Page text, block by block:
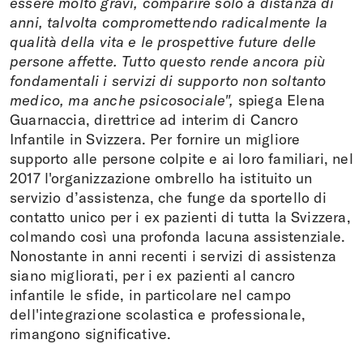
anni, talvolta compromettendo radicalmente la
qualità della vita e le prospettive future delle
persone affette. Tutto questo rende ancora più
fondamentali i servizi di supporto non soltanto
medico, ma anche psicosociale", spiega Elena
Guarnaccia, direttrice ad interim di Cancro
Infantile in Svizzera. Per fornire un migliore
supporto alle persone colpite e ai loro familiari, nel
2017 l'organizzazione ombrello ha istituito un
servizio d’assistenza, che funge da sportello di
contatto unico per i ex pazienti di tutta la Svizzera,
colmando così una profonda lacuna assistenziale.
Nonostante in anni recenti i servizi di assistenza
siano migliorati, per i ex pazienti al cancro
infantile le sfide, in particolare nel campo
dell'integrazione scolastica e professionale,
rimangono significative.